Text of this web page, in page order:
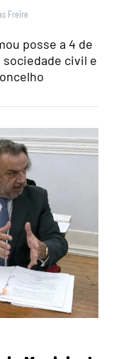
Freire
posse a 4 de
civil e